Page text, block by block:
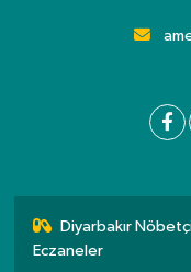
Diyarbakır
Eczaneler